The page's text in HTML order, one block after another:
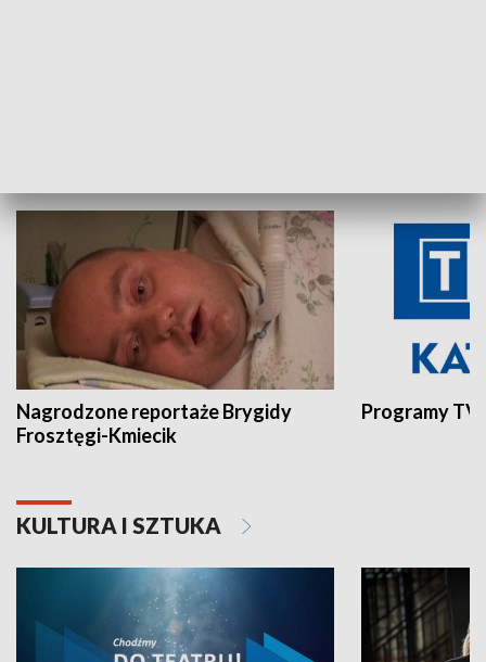
Nagrodzone reportaże Brygidy
Frosztęgi-Kmiecik
Programy
KULTURA I SZTUKA